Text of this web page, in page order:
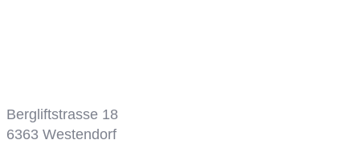
Bergliftstrasse 18
6363 Westendorf